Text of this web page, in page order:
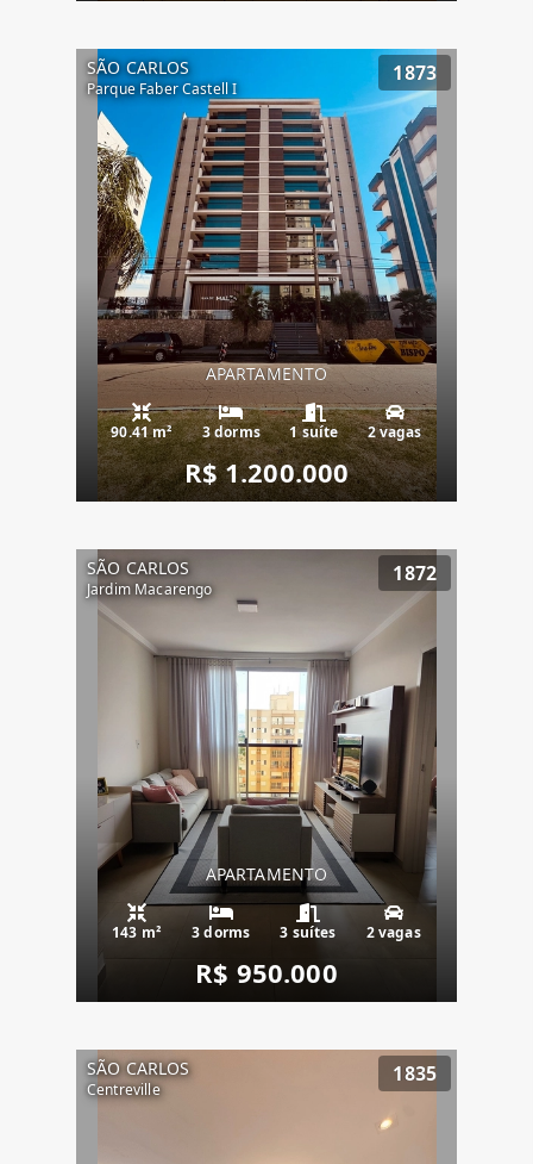
SÃO CARLOS
Parque Faber Castell I
1873
APARTAMENTO
90.41 m² 3 dorms 1 suíte 2 vagas
R$ 1.200.000
SÃO CARLOS
Jardim Macarengo
1872
APARTAMENTO
143 m² 3 dorms 3 suítes 2 vagas
R$ 950.000
SÃO CARLOS
Centreville
1835